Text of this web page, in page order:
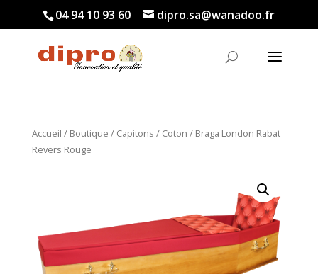
04 94 10 93 60 dipro.sa@wanadoo.fr
Accueil / Boutique / Capitons / Coton / Braga London Rabat
Revers Rouge